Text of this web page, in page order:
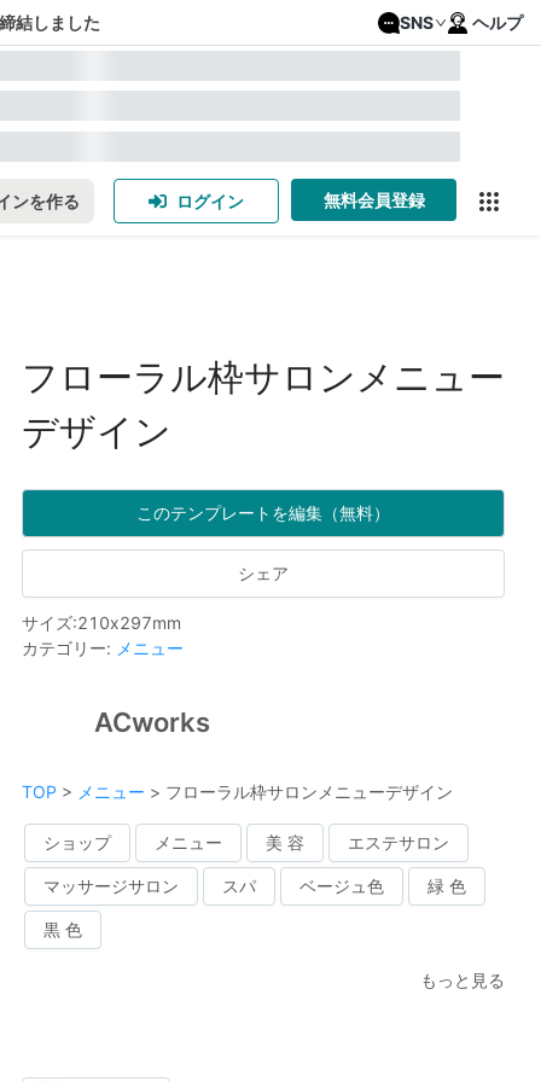
結しました SNS ヘルプ
ンを作る ログイン 無料会員登録
フローラル枠サロンメニュー
デザイン
このテンプレートを編集（無料）
シェア
サイズ:210x297mm
カテゴリー: メニュー
ACworks
TOP > メニュー > フローラル枠サロンメニューデザイン
ショップ メニュー 美 容 エステサロン
マッサージサロン スパ ベージュ色 緑 色
黒 色
もっと見る